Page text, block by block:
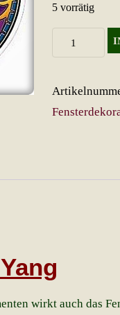
5 vorrätig
Fensterbild
wirkt auch das